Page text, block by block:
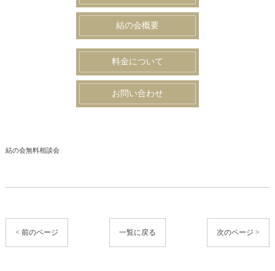
結の会概要
料金について
お問い合わせ
結の会無料相談会
< 前のページ 一覧に戻る 次のページ >